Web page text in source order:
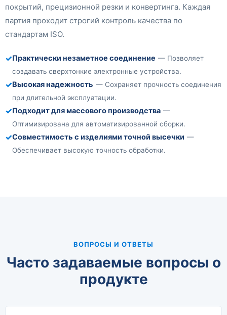
покрытий, прецизионной резки и конвертинга. Каждая
партия проходит строгий контроль качества по
стандартам ISO.
✓Практически незаметное соединение — Позволяет
создавать сверхтонкие электронные устройства.
✓Высокая надежность — Сохраняет прочность соединения
при длительной эксплуатации.
✓Подходит для массового производства —
Оптимизирована для автоматизированной сборки.
✓Совместимость с изделиями точной высечки —
Обеспечивает высокую точность обработки.
ВОПРОСЫ И ОТВЕТЫ
Часто задаваемые вопросы о
продукте